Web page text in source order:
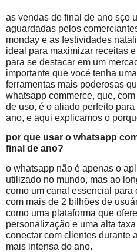
as vendas de final de ano sço
aguardadas pelos
monday e as festividades
ideal para maximizar receitas
para se destacar em um
importante que vocé tenha
ferramentas mais poderosas
whatsapp commerce, que,
de uso, é o aliado perfeito
ano, e aqui explicamos o
por que usar o whatsapp
final de ano?
o whatsapp não é apenas o
utilizado no mundo, mas ao
como um canal essencial para
com mais de 2 bilhões de
como uma plataforma que
personalização e uma alta
conectar com clientes durante
mais intensa do ano.